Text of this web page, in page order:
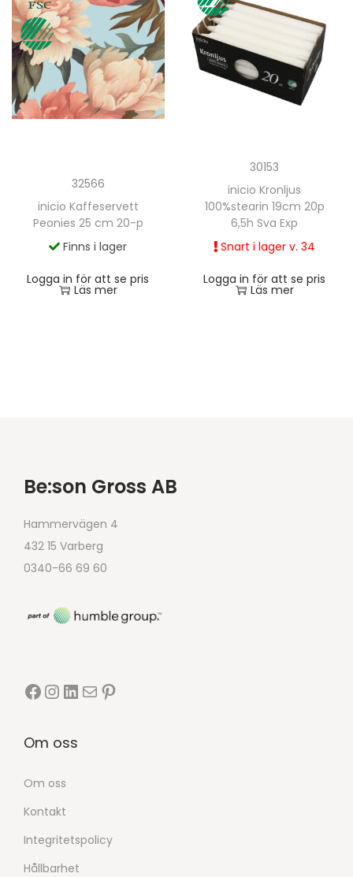
32566
inicio Kaffeservett
Peonies 25 cm 20-p
Finns i lager
Logga in för att se pris
Läs mer
30153
inicio Kronljus
100%stearin 19cm 20p
6,5h Sva Exp
Snart i lager v. 34
Logga in för att se pris
Läs mer
Be:son Gross AB
Hammervägen 4
432 15 Varberg
0340-66 69 60
Om oss
Om oss
Kontakt
Integritetspolicy
Hållbarhet